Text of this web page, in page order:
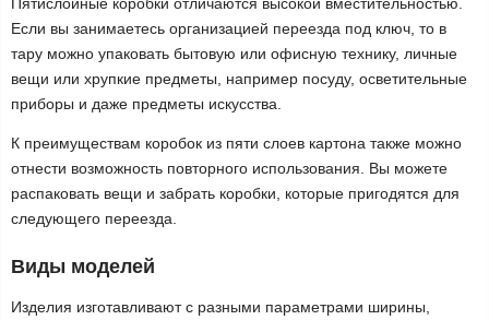
Если вы занимаетесь организацией переезда под ключ, то в
тару можно упаковать бытовую или офисную технику, личные
вещи или хрупкие предметы, например посуду, осветительные
приборы и даже предметы искусства.
К преимуществам коробок из пяти слоев картона также можно
отнести возможность повторного использования. Вы можете
распаковать вещи и забрать коробки, которые пригодятся для
следующего переезда.
Виды моделей
Изделия изготавливают с разными параметрами ширины,